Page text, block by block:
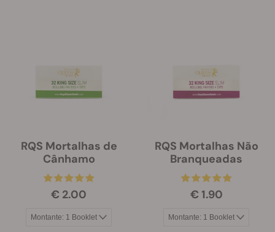
RQS Mortalhas de
Cânhamo
€ 2.00
RQS Mortalhas Não
Branqueadas
€ 1.90